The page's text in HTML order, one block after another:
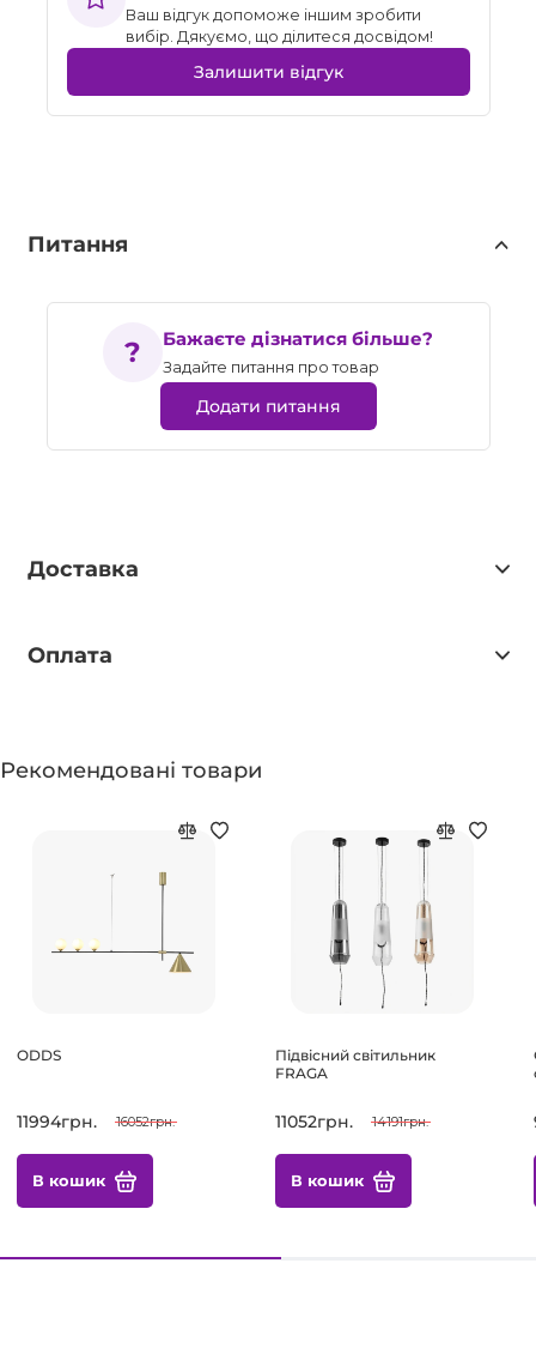
Ваш відгук допоможе іншим зробити
вибір. Дякуємо, що ділитеся досвідом!
Залишити відгук
Питання
Бажаєте дізнатися більше?
Задайте питання про товар
Додати питання
Доставка
Оплата
Рекомендовані товари
ODDS
11994грн. 16052грн.
В кошик
Підвісний світильник
FRAGA
11052грн. 14191грн.
В кошик